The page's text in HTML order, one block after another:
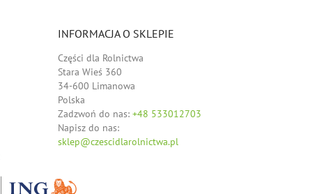
INFORMACJA O SKLEPIE
Części dla Rolnictwa
Stara Wieś 360
34-600 Limanowa
Polska
Zadzwoń do nas: +48 533012703
Napisz do nas:
sklep@czescidlarolnictwa.pl